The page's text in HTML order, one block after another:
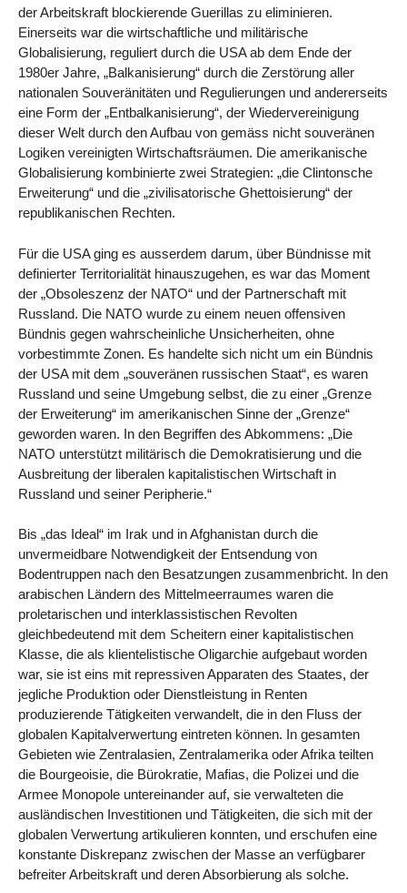
der Arbeitskraft blockierende Guerillas zu eliminieren.
Einerseits war die wirtschaftliche und militärische
Globalisierung, reguliert durch die USA ab dem Ende der
1980er Jahre, „Balkanisierung“ durch die Zerstörung aller
nationalen Souveränitäten und Regulierungen und andererseits
eine Form der „Entbalkanisierung“, der Wiedervereinigung
dieser Welt durch den Aufbau von gemäss nicht souveränen
Logiken vereinigten Wirtschaftsräumen. Die amerikanische
Globalisierung kombinierte zwei Strategien: „die Clintonsche
Erweiterung“ und die „zivilisatorische Ghettoisierung“ der
republikanischen Rechten.
Für die USA ging es ausserdem darum, über Bündnisse mit
definierter Territorialität hinauszugehen, es war das Moment
der „Obsoleszenz der NATO“ und der Partnerschaft mit
Russland. Die NATO wurde zu einem neuen offensiven
Bündnis gegen wahrscheinliche Unsicherheiten, ohne
vorbestimmte Zonen. Es handelte sich nicht um ein Bündnis
der USA mit dem „souveränen russischen Staat“, es waren
Russland und seine Umgebung selbst, die zu einer „Grenze
der Erweiterung“ im amerikanischen Sinne der „Grenze“
geworden waren. In den Begriffen des Abkommens: „Die
NATO unterstützt militärisch die Demokratisierung und die
Ausbreitung der liberalen kapitalistischen Wirtschaft in
Russland und seiner Peripherie.“
Bis „das Ideal“ im Irak und in Afghanistan durch die
unvermeidbare Notwendigkeit der Entsendung von
Bodentruppen nach den Besatzungen zusammenbricht. In den
arabischen Ländern des Mittelmeerraumes waren die
proletarischen und interklassistischen Revolten
gleichbedeutend mit dem Scheitern einer kapitalistischen
Klasse, die als klientelistische Oligarchie aufgebaut worden
war, sie ist eins mit repressiven Apparaten des Staates, der
jegliche Produktion oder Dienstleistung in Renten
produzierende Tätigkeiten verwandelt, die in den Fluss der
globalen Kapitalverwertung eintreten können. In gesamten
Gebieten wie Zentralasien, Zentralamerika oder Afrika teilten
die Bourgeoisie, die Bürokratie, Mafias, die Polizei und die
Armee Monopole untereinander auf, sie verwalteten die
ausländischen Investitionen und Tätigkeiten, die sich mit der
globalen Verwertung artikulieren konnten, und erschufen eine
konstante Diskrepanz zwischen der Masse an verfügbarer
befreiter Arbeitskraft und deren Absorbierung als solche.